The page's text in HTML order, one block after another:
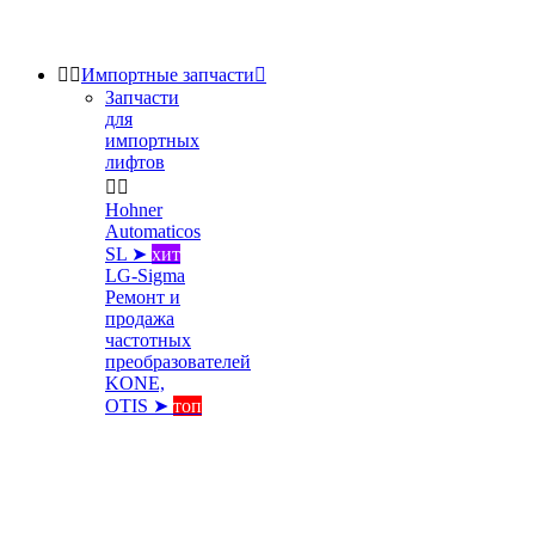
 Импортные запчасти
Запчасти
для
импортных
лифтов
 
Hohner
Automaticos
SL ➤ хит
LG-Sigma
Ремонт и
продажа
частотных
преобразователей
KONE,
OTIS ➤ топ